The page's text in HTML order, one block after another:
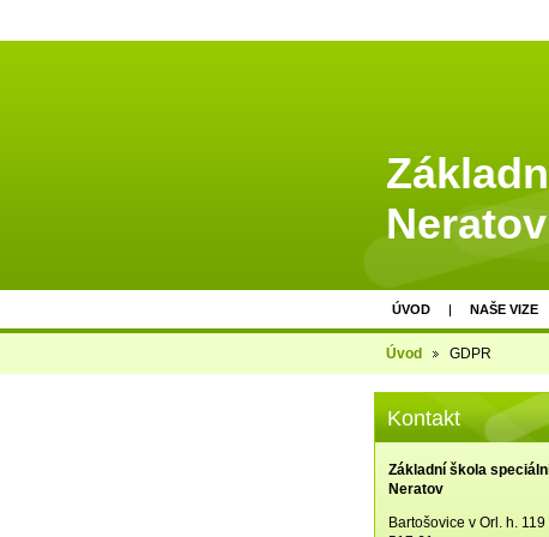
Neratov
ÚVOD NAŠE VIZE
Úvod GDPR
Kontakt
Základní škola
Neratov
Bartošovice v Orl. h. 119